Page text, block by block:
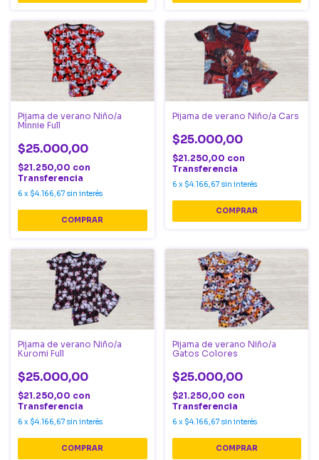
Pijama de verano Niño/a
Minnie Full
$25.000,00
$21.250,00 con
Transferencia
6 x $4.166,67 sin interés
COMPRAR
Pijama de verano Niño/a Cars
$25.000,00
$21.250,00 con
Transferencia
6 x $4.166,67 sin interés
COMPRAR
Pijama de verano Niño/a
Kuromi Full
$25.000,00
$21.250,00 con
Transferencia
6 x $4.166,67 sin interés
COMPRAR
Pijama de verano Niño/a
Gatos Colores
$25.000,00
$21.250,00 con
Transferencia
6 x $4.166,67 sin interés
COMPRAR